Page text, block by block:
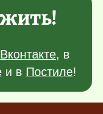
Вконтакте, в
и в Постиле!